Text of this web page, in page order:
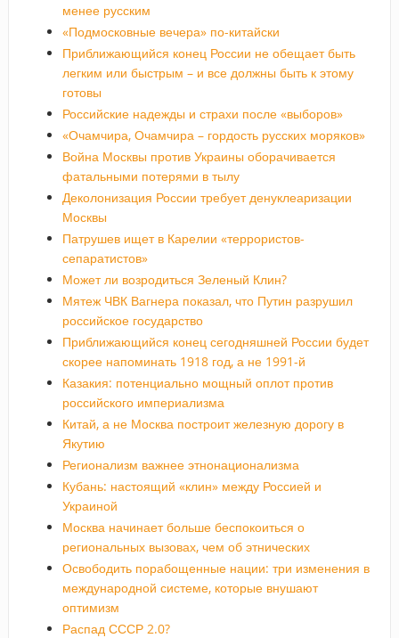
менее русским
«Подмосковные вечера» по-китайски
Приближающийся конец России не обещает быть
легким или быстрым – и все должны быть к этому
готовы
Российские надежды и страхи после «выборов»
«Очамчира, Очамчира – гордость русских моряков»
Война Москвы против Украины оборачивается
фатальными потерями в тылу
Деколонизация России требует денуклеаризации
Москвы
Патрушев ищет в Карелии «террористов-
сепаратистов»
Может ли возродиться Зеленый Клин?
Мятеж ЧВК Вагнера показал, что Путин разрушил
российское государство
Приближающийся конец сегодняшней России будет
скорее напоминать 1918 год, а не 1991-й
Казакия: потенциально мощный оплот против
российского империализма
Китай, а не Москва построит железную дорогу в
Якутию
Регионализм важнее этнонационализма
Кубань: настоящий «клин» между Россией и
Украиной
Москва начинает больше беспокоиться о
региональных вызовах, чем об этнических
Освободить порабощенные нации: три изменения в
международной системе, которые внушают
оптимизм
Распад СССР 2.0?